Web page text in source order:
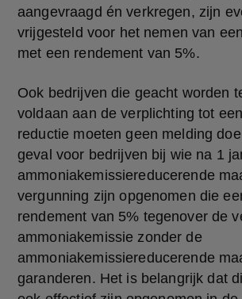
aangevraagd én verkregen, zijn
vrijgesteld voor het nemen van
met een rendement van 5%.
Ook bedrijven die geacht worden
voldaan aan de verplichting tot
reductie moeten geen melding
geval voor bedrijven bij wie na 1
ammoniakemissiereducerende
vergunning zijn opgenomen die
rendement van 5% tegenover de
ammoniakemissie zonder de
ammoniakemissiereducerende
garanderen. Het is belangrijk dat